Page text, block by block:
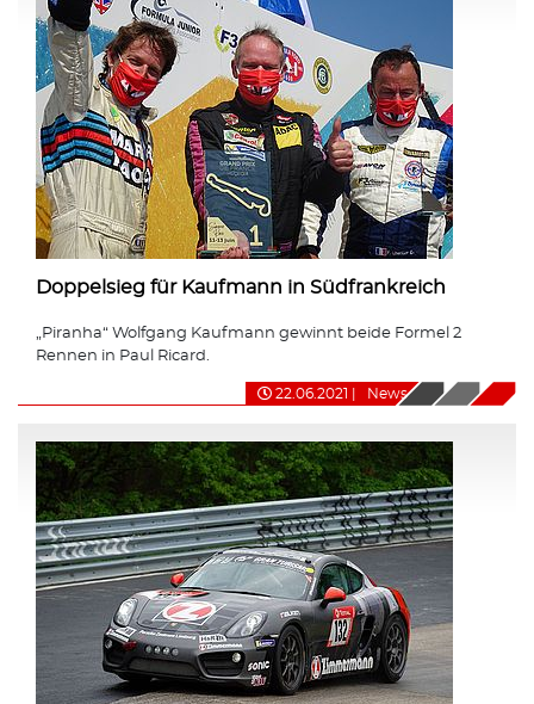
Doppelsieg für Kaufmann in Südfrankreich
„Piranha“ Wolfgang Kaufmann gewinnt beide Formel 2
Rennen in Paul Ricard.
22.06.2021 News